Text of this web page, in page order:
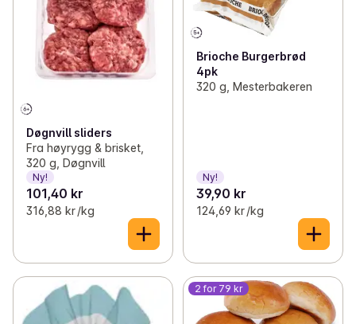
Døgnvill sliders
Fra høyrygg & brisket,
320 g, Døgnvill
Ny!
101,40 kr
316,88 kr /kg
Brioche Burgerbrød
4pk
320 g, Mesterbakeren
Ny!
39,90 kr
124,69 kr /kg
2 for 79 kr